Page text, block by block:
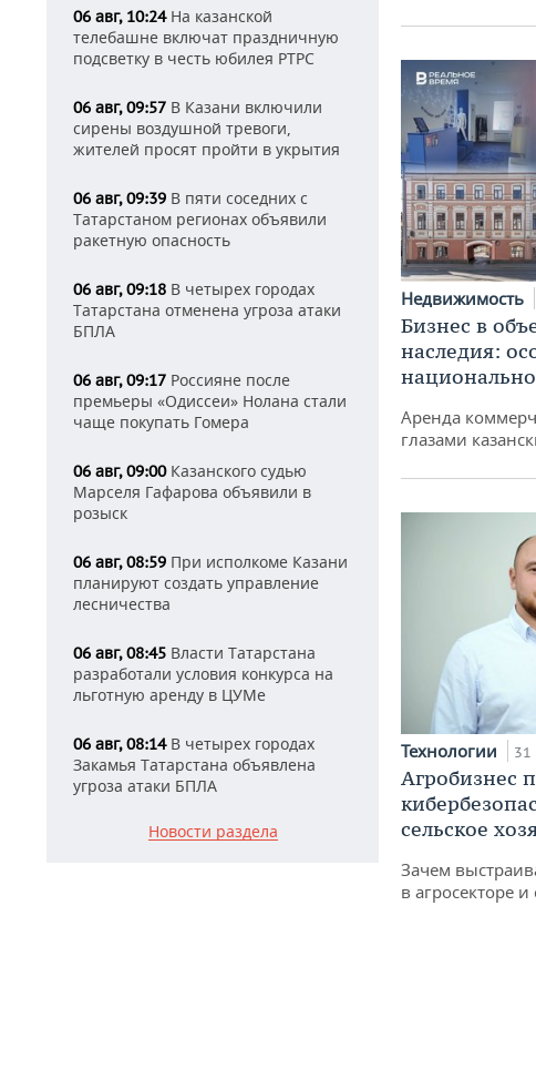
06 авг, 10:24На казанской
телебашне включат праздничную
подсветку в честь юбилея РТРС
06 авг, 09:57 В Казани включили
сирены воздушной тревоги,
жителей просят пройти в укрытия
06 авг, 09:39 В пяти соседних с
Татарстаном регионах объявили
ракетную опасность
06 авг, 09:18 В четырех городах
Татарстана отменена угроза атаки
БПЛА
06 авг, 09:17 Россияне после
премьеры «Одиссеи» Нолана стали
чаще покупать Гомера
06 авг, 09:00Казанского судью
Марселя Гафарова объявили в
розыск
06 авг, 08:59 При исполкоме Казани
планируют создать управление
лесничества
06 авг, 08:45 Власти Татарстана
разработали условия конкурса на
льготную аренду в ЦУМе
06 авг, 08:14В четырех городах
Закамья Татарстана объявлена
угроза атаки БПЛА
Новости раздела
Недвижимость
Бизнес в
наследия:
Аренда
глазами
Технологии 31
Агробизнес
сельское
Зачем
в агросекторе и